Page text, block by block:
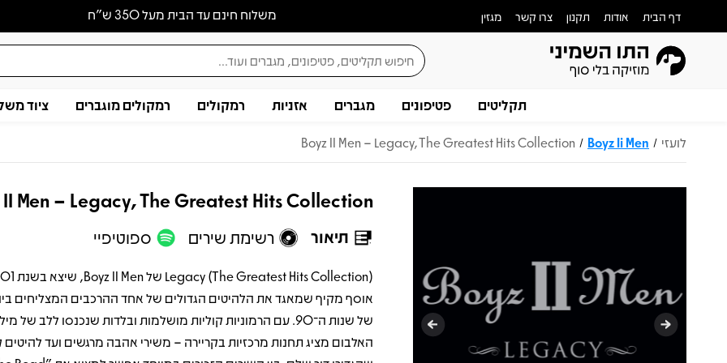
משלוח חינם עד הבית מעל 350 ש״ח דף הבית אודות תקנון צרו קשר מגזין
תקליטים פטיפונים מגברים אזניות רמקולים רמקולים מוגברים ציוד
לועזי /
Boyz Ii Men
/
Boyz II Men – Legacy, The Greatest Hits Collection
II Men – Legacy, The Greatest Hits Collection
תיאור רשימת שירים ספוטיפיי
של שנות ה־90. עם הרמוניות קוליות מושלמות ובלדות שנכנסו ללב של
האלבום מציג תחנות מרכזיות בקריירה – משירי אהבה מרגשים ועד להיטים